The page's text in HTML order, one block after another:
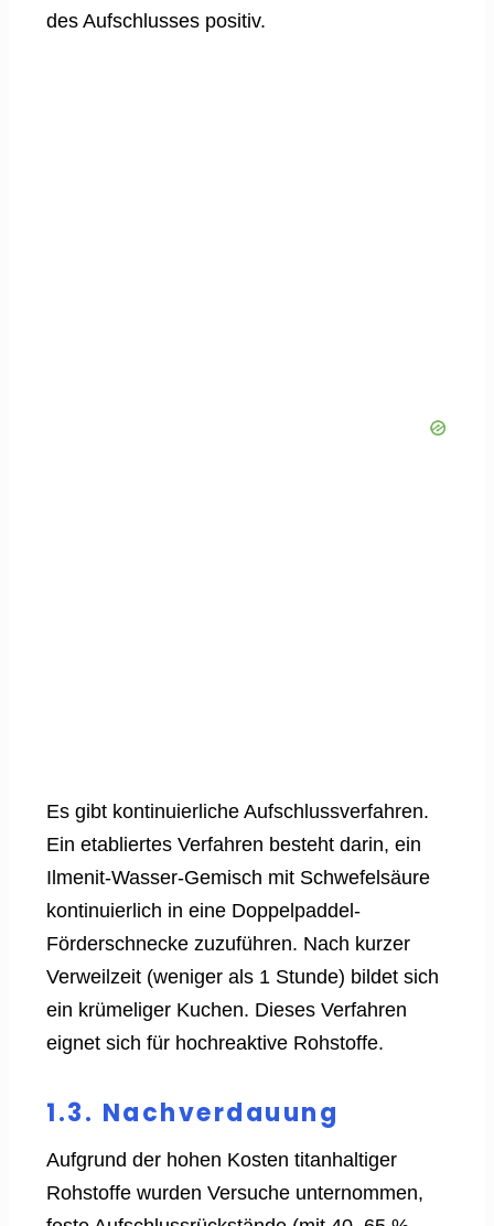
des Aufschlusses positiv.
Es gibt kontinuierliche Aufschlussverfahren.
Ein etabliertes Verfahren besteht darin, ein
Ilmenit-Wasser-Gemisch mit Schwefelsäure
kontinuierlich in eine Doppelpaddel-
Förderschnecke zuzuführen. Nach kurzer
Verweilzeit (weniger als 1 Stunde) bildet sich
ein krümeliger Kuchen. Dieses Verfahren
eignet sich für hochreaktive Rohstoffe.
1.3. Nachverdauung
Aufgrund der hohen Kosten titanhaltiger
Rohstoffe wurden Versuche unternommen,